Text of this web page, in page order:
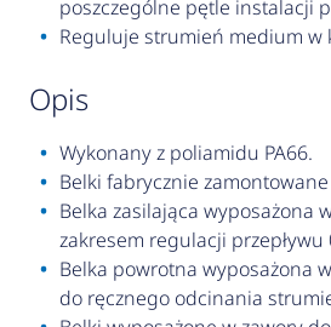
poszczególne pętle instalacji
Reguluje strumień medium w
opis
Wykonany z poliamidu PA66.
Belki fabrycznie
Belka zasilająca wyposażona
zakresem regulacji przepływu
Belka powrotna wyposażona
do ręcznego odcinania